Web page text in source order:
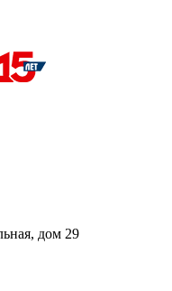
дом 29